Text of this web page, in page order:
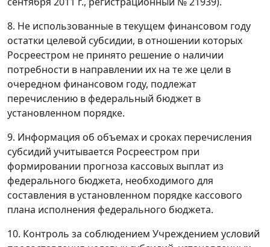
8. Не использованные в текущем финансовом году
остатки целевой субсидии, в отношении которых
Росреестром не принято решение о наличии
потребности в направлении их на те же цели в
очередном финансовом году, подлежат
перечислению в федеральный бюджет в
установленном порядке.
9. Информация об объемах и сроках перечисления
субсидий учитывается Росреестром при
формировании прогноза кассовых выплат из
федерального бюджета, необходимого для
составления в установленном порядке кассового
плана исполнения федерального бюджета.
10. Контроль за соблюдением Учреждением условий